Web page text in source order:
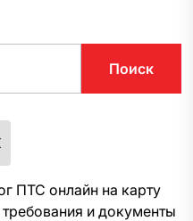
Поиск
ПТС онлайн на карту
и документы